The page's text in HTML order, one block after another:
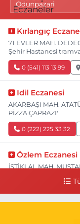
Kırlangıç
71 EVLER MAH.
Şehir Hastanesi
0 (541) 113 13 99
Idil Eczanesi
AKARBAŞI MAH.
PİZZA ÇAPRAZI'
0 (222) 225 33 32
Özlem Eczanesi
İSTİKLAL MAH.